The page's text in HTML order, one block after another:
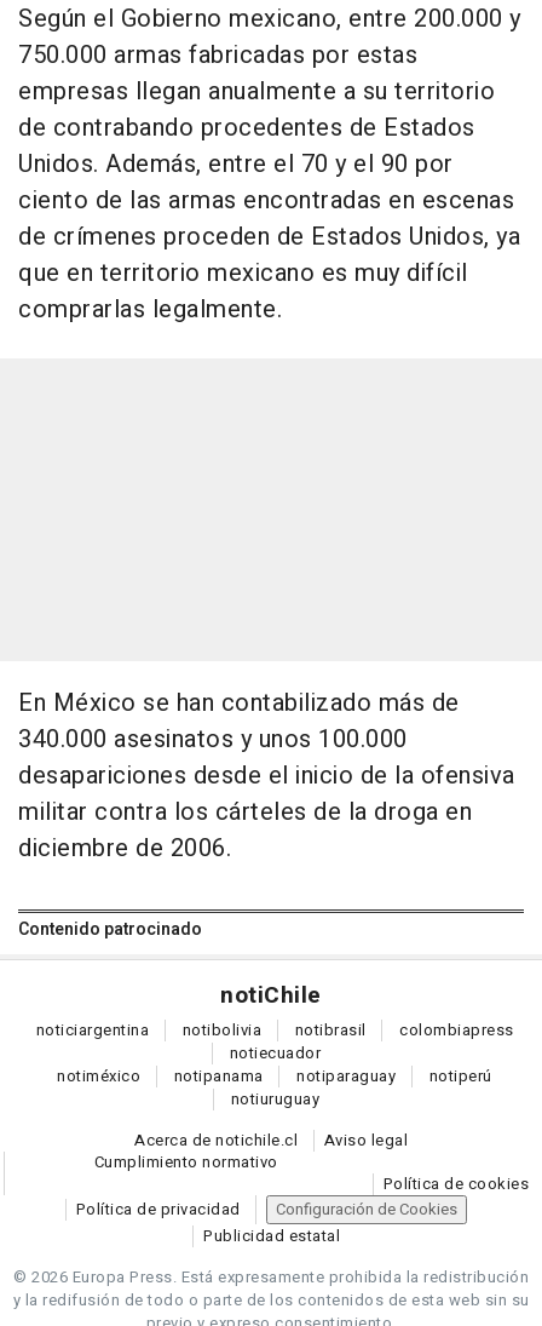
Según el Gobierno mexicano, entre 200.000 y
750.000 armas fabricadas por estas
empresas llegan anualmente a su territorio
de contrabando procedentes de Estados
Unidos. Además, entre el 70 y el 90 por
ciento de las armas encontradas en escenas
de crímenes proceden de Estados Unidos, ya
que en territorio mexicano es muy difícil
comprarlas legalmente.
En México se han contabilizado más de
340.000 asesinatos y unos 100.000
desapariciones desde el inicio de la ofensiva
militar contra los cárteles de la droga en
diciembre de 2006.
Contenido patrocinado
notiChile
noticiargentina notibolivia notibrasil colombiapress
notiecuador
notiméxico notipanama notiparaguay notiperú
notiuruguay
Acerca de notichile.cl
Aviso legal
Cumplimiento normativo
Política de cookies
Política de privacidad
Configuración de Cookies
Publicidad estatal
© 2026 Europa Press. Está expresamente prohibida la redistribución
y la redifusión de todo o parte de los contenidos de esta web sin su